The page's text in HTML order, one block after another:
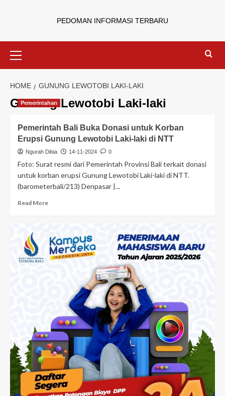
PEDOMAN INFORMASI TERBARU
HOME GUNUNG LEWOTOBI LAKI-LAKI
Gunung Lewotobi Laki-laki
Pemerintahan
Pemerintah Bali Buka Donasi untuk Korban
Erupsi Gunung Lewotobi Laki-laki di NTT
Ngurah Dibia 14-11-2024 0
Foto: Surat resmi dari Pemerintah Provinsi Bali terkait donasi
untuk korban erupsi Gunung Lewotobi Laki-laki di NTT.
(barometerbali/213) Denpasar |...
Read More